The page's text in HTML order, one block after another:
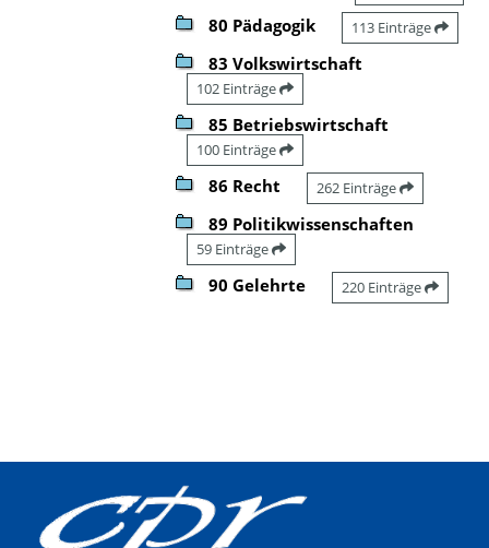
80 Pädagogik 113 Einträge
83 Volkswirtschaft
102 Einträge
85 Betriebswirtschaft
100 Einträge
86 Recht 262 Einträge
89 Politikwissenschaften
59 Einträge
90 Gelehrte 220 Einträge